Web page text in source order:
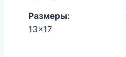
Размеры:
13x17